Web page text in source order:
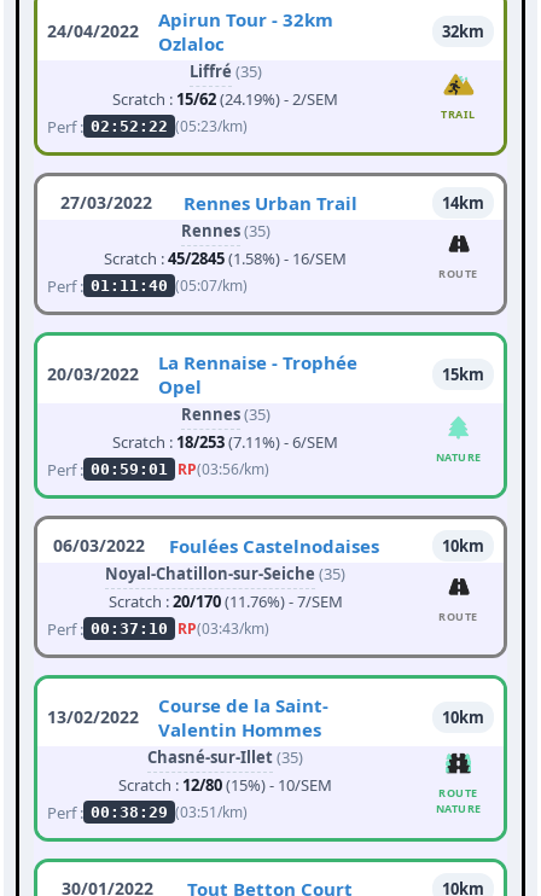
24/04/2022
Apirun Tour - 32km
Ozlaloc
32km
Liffré (35)
Scratch : 15/62(24.19%) - 2/SEM
Perf : 02:52:22 (05:23/km)
TRAIL
27/03/2022 Rennes Urban Trail
14km
Rennes(35)
Scratch :45/2845(1.58%) - 16/SEM
Perf : 01:11:40 (05:07/km)
ROUTE
20/03/2022
La Rennaise - Trophée
Opel
15km
Rennes(35)
Scratch : 18/253(7.11%) - 6/SEM
Perf : 00:59:01 RP(03:56/km)
NATURE
06/03/2022 Foulées Castelnodaises
10km
Noyal-Chatillon-sur-Seiche (35)
Scratch :20/170(11.76%) - 7/SEM
Perf : 00:37:10 RP(03:43/km)
ROUTE
13/02/2022
Course de la Saint-
Valentin Hommes
10km
Chasné-sur-Illet(35)
Scratch : 12/80(15%) - 10/SEM
Perf : 00:38:29 (03:51/km)
ROUTE
NATURE
30/01/2022 Tout Betton Court
10km